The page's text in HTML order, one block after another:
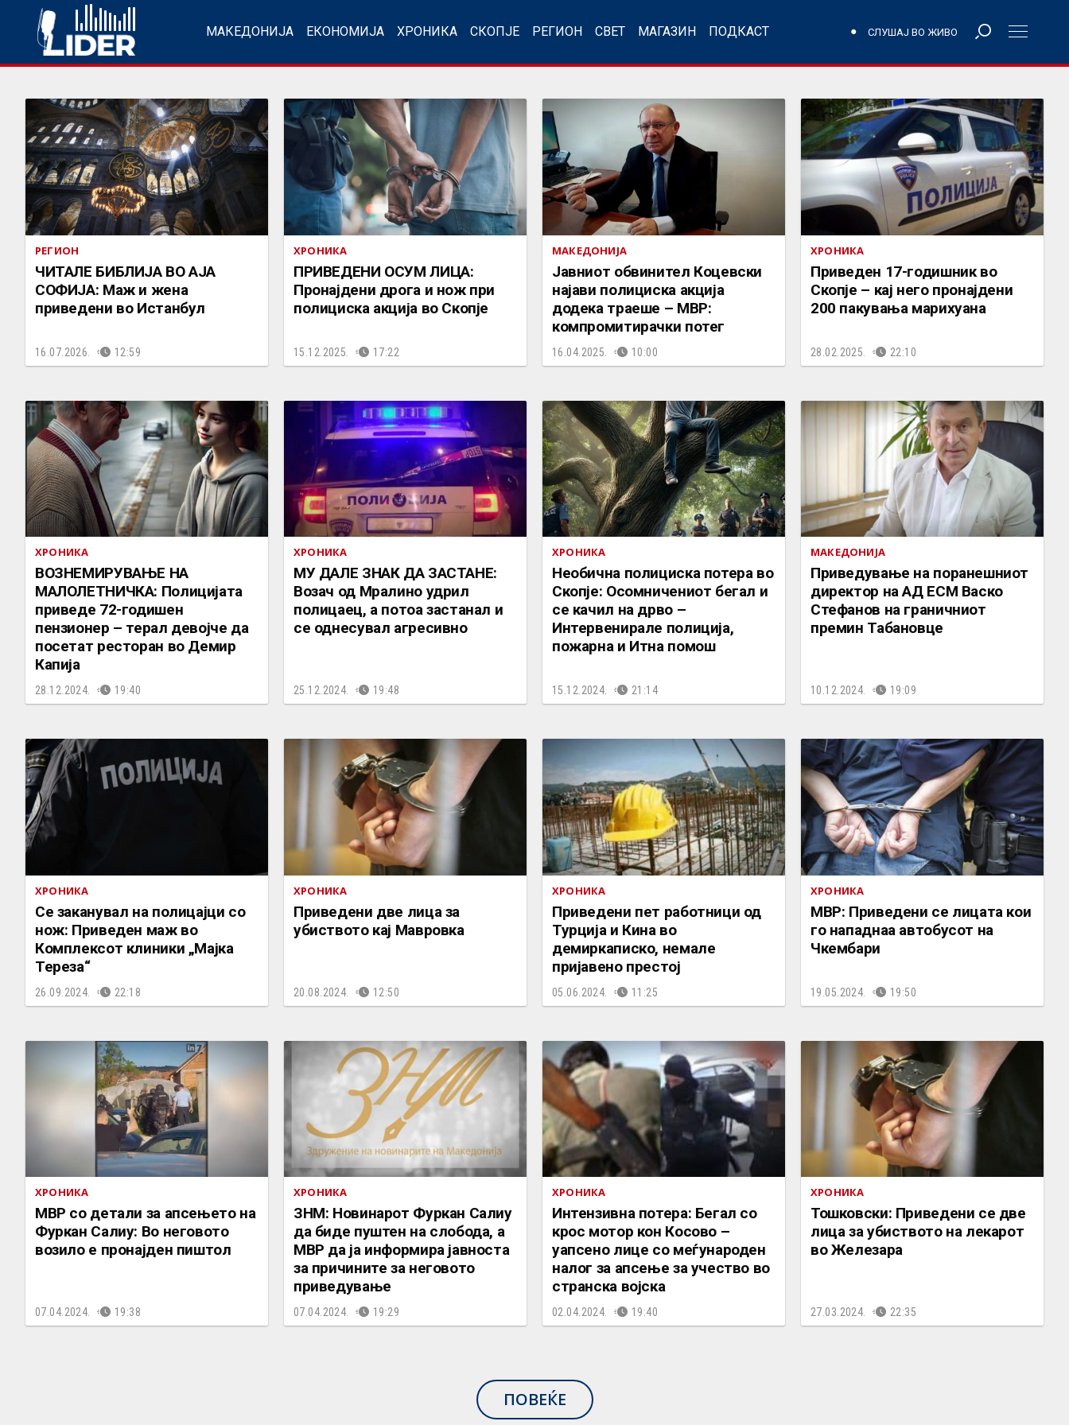
МАКЕДОНИЈА ЕКОНОМИЈА ХРОНИКА СКОПЈЕ РЕГИОН СВЕТ МАГАЗИН ПОДКАСТ СЛУШАЈ ВО ЖИВО
РЕГИОН
ЧИТАЛЕ БИБЛИЈА ВО АЈА
СОФИЈА: Маж и жена
приведени во Истанбул
16.07.2026. 12:59
ХРОНИКА
ПРИВЕДЕНИ ОСУМ ЛИЦА:
Пронајдени дрога и нож при
полициска акција во Скопје
15.12.2025. 17:22
МАКЕДОНИЈА
Јавниот обвинител Коцевски
најави полициска акција
додека траеше – МВР:
компромитирачки потег
16.04.2025. 10:00
ХРОНИКА
Приведен 17-годишник во
Скопје – кај него пронајдени
200 пакувања марихуана
28.02.2025. 22:10
ХРОНИКА
ВОЗНЕМИРУВАЊЕ НА
МАЛОЛЕТНИЧКА: Полицијата
приведе 72-годишен
пензионер – терал девојче да
посетат ресторан во Демир
Капија
28.12.2024. 19:40
ХРОНИКА
МУ ДАЛЕ ЗНАК ДА ЗАСТАНЕ:
Возач од Мралино удрил
полицаец, a потоа застанал и
се однесувал агресивно
25.12.2024. 19:48
ХРОНИКА
Необична полициска потера во
Скопје: Осомничениот бегал и
се качил на дрво –
Интервенирале полиција,
пожарна и Итна помош
15.12.2024. 21:14
МАКЕДОНИЈА
Приведување на поранешниот
директор на АД ЕСМ Васко
Стефанов на граничниот
премин Табановце
10.12.2024. 19:09
ХРОНИКА
Се заканувал на полицајци со
нож: Приведен маж во
Комплексот клиники „Мајка
Тереза“
26.09.2024. 22:18
ХРОНИКА
Приведени две лица за
убиството кај Мавровка
20.08.2024. 12:50
ХРОНИКА
Приведени пет работници од
Турција и Кина во
демиркаписко, немале
пријавено престој
05.06.2024. 11:25
ХРОНИКА
МВР: Приведени се лицата кои
го нападнаа автобусот на
Чкембари
19.05.2024. 19:50
ХРОНИКА
МВР со детали за апсењето на
Фуркан Салиу: Во неговото
возило е пронајден пиштол
07.04.2024. 19:38
ХРОНИКА
ЗНМ: Новинарот Фуркан Салиу
да биде пуштен на слобода, а
МВР да ја информира јавноста
за причините за неговото
приведување
07.04.2024. 19:29
ХРОНИКА
Интензивна потера: Бегал со
крос мотор кон Косово –
уапсено лице со меѓународен
налог за апсење за учество во
странска војска
02.04.2024. 19:40
ХРОНИКА
Тошковски: Приведени се две
лица за убиството на лекарот
во Железара
27.03.2024. 22:35
ПОВЕЌЕ